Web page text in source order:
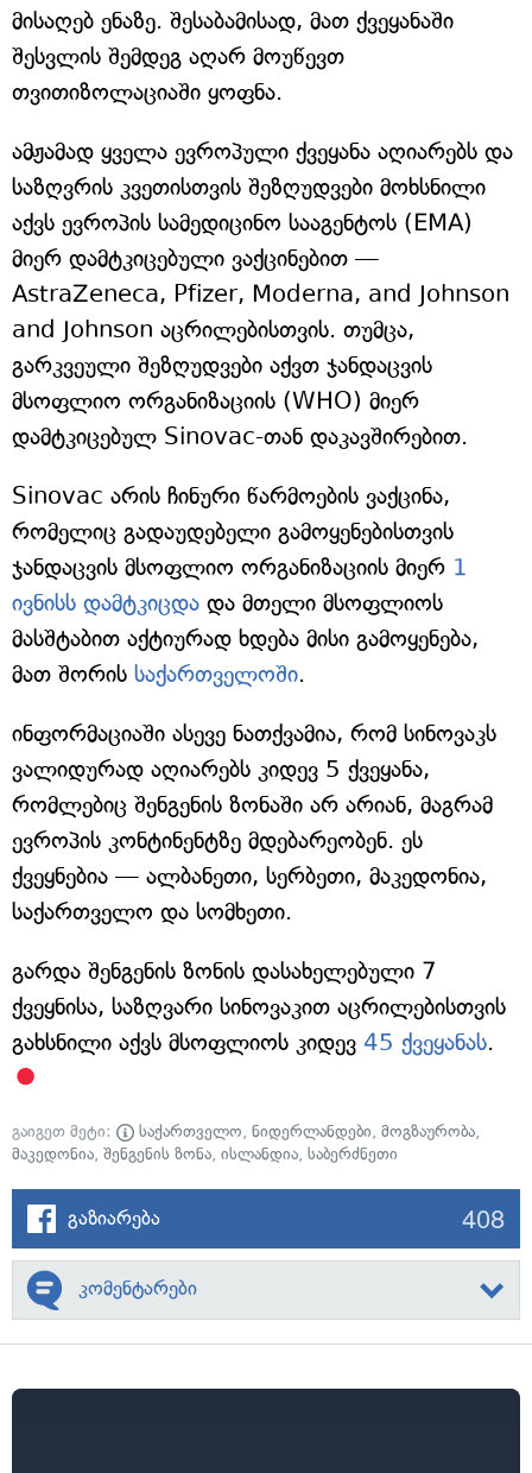
მისაღებ ენაზე. შესაბამისად, მათ ქვეყანაში
შესვლის შემდეგ აღარ მოუწევთ
თვითიზოლაციაში ყოფნა.
ამჟამად ყველა ევროპული ქვეყანა აღიარებს და
საზღვრის კვეთისთვის შეზღუდვები მოხსნილი
აქვს ევროპის სამედიცინო სააგენტოს (EMA)
მიერ დამტკიცებული ვაქცინებით —
AstraZeneca, Pfizer, Moderna, and Johnson
and Johnson აცრილებისთვის. თუმცა,
გარკვეული შეზღუდვები აქვთ ჯანდაცვის
მსოფლიო ორგანიზაციის (WHO) მიერ
დამტკიცებულ Sinovac-თან დაკავშირებით.
Sinovac არის ჩინური წარმოების ვაქცინა,
რომელიც გადაუდებელი გამოყენებისთვის
ჯანდაცვის მსოფლიო ორგანიზაციის მიერ 1
ივნისს დამტკიცდა და მთელი მსოფლიოს
მასშტაბით აქტიურად ხდება მისი გამოყენება,
მათ შორის საქართველოში.
ინფორმაციაში ასევე ნათქვამია, რომ სინოვაკს
ვალიდურად აღიარებს კიდევ 5 ქვეყანა,
რომლებიც შენგენის ზონაში არ არიან, მაგრამ
ევროპის კონტინენტზე მდებარეობენ. ეს
ქვეყნებია — ალბანეთი, სერბეთი, მაკედონია,
საქართველო და სომხეთი.
გარდა შენგენის ზონის დასახელებული 7
ქვეყნისა, საზღვარი სინოვაკით აცრილებისთვის
გახსნილი აქვს მსოფლიოს კიდევ 45 ქვეყანას.
გაიგეთ მეტი: საქართველო, ნიდერლანდები, მოგზაურობა,
მაკედონია, შენგენის ზონა, ისლანდია, საბერძნეთი
გაზიარება 408
კომენტარები